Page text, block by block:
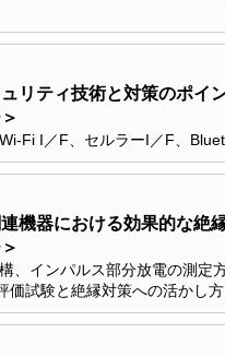
リティ技術と対策のポ
Fi I／F、セルラーI／F、
機器における効果的な
、インパルス部分放電の測定
価試験と絶縁対策への活かし方